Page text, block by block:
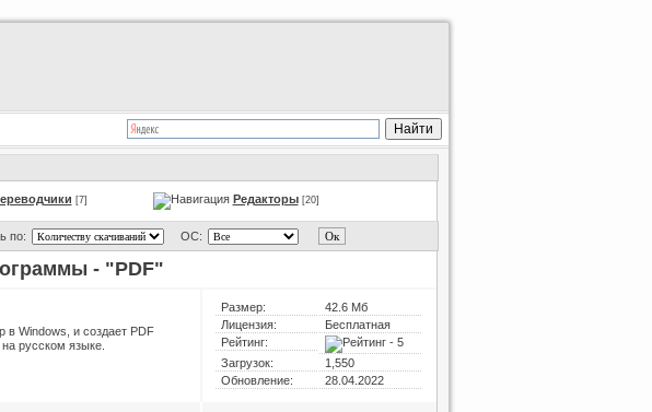
[7] Редакторы [20]
по: ОС:
- "PDF"
в Windows, и создает PDF
русском языке.
Размер:
42.6 Мб
Лицензия:
Бесплатная
Рейтинг:
Загрузок:
1,550
Обновление:
28.04.2022